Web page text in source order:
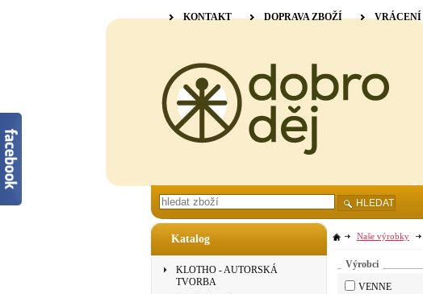
Katalog
KLOTHO - AUTORSKÁ
TVORBA
Naše výrobky
Výrobci
VENNE
KONTAKT DOPRAVA ZBOŽÍ
HLEDAT